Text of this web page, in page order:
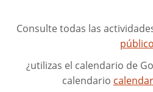
Consulte todas las
público
¿utilizas el calendario de
calendario